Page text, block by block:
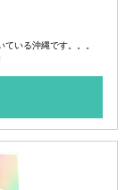
いる沖縄です。。。